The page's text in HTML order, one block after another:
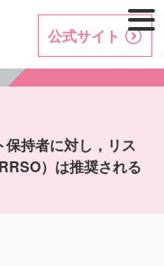
公式サイト
保持者に対し，リス
）は推奨される